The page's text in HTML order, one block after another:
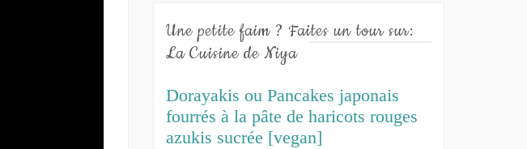
Une petite faim ? Faites un tour sur:
La Cuisine de Niya
Dorayakis ou Pancakes japonais
fourrés à la pâte de haricots rouges
azukis sucrée [vegan]